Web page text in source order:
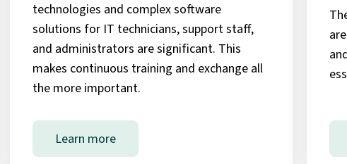
technologies and complex software
solutions for IT technicians, support staff,
and administrators are significant. This
makes continuous training and exchange all
the more important.
Learn more